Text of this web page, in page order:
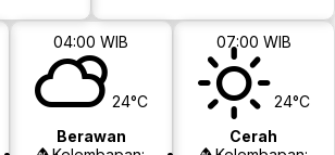
04:00 WIB
24°C
Berawan
07:00 WIB
24°C
Cerah